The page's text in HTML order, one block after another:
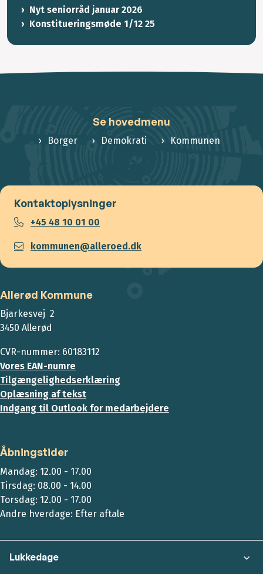
Nyt seniorråd januar 2026
Konstitueringsmøde 1/12 25
Se hovedmenu
Borger Demokrati Kommunen
Kontaktoplysninger
+45 48 10 01 00
kommunen@alleroed.dk
Allerød Kommune
Bjarkesvej 2
3450 Allerød
CVR-nummer: 60183112
Vores EAN-numre
Tilgængelighedserklæring
Oplæsning af tekst
Indgang til Outlook for medarbejdere
Åbningstider
Mandag: 12.00 - 17.00
Tirsdag: 08.00 - 14.00
Torsdag: 12.00 - 17.00
Andre hverdage: Efter aftale
Lukkedage